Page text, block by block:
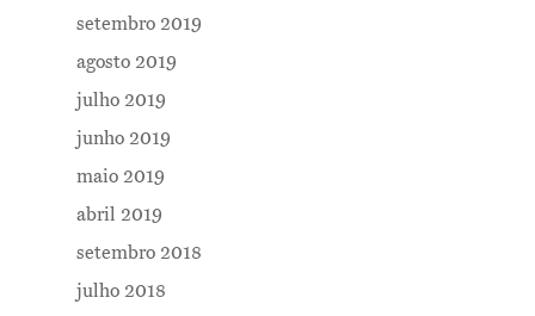
setembro 2019
agosto 2019
julho 2019
junho 2019
maio 2019
abril 2019
setembro 2018
julho 2018